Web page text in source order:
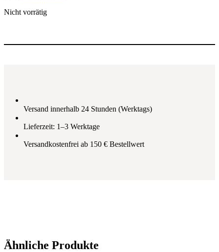
Nicht vorrätig
Versand innerhalb 24 Stunden (Werktags)
Lieferzeit: 1–3 Werktage
Versandkostenfrei ab 150 € Bestellwert
Ähnliche Produkte